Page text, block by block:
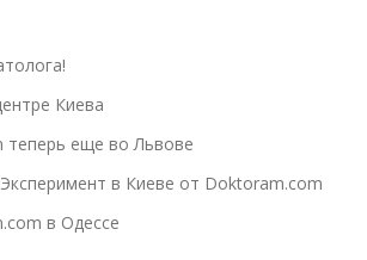
Киева
теперь еще во Львове
в Киеве от Doktoram.com
в Одессе